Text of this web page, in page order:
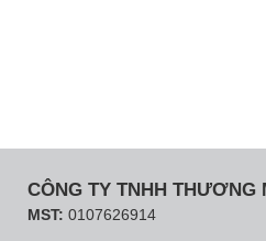
CÔNG TY TNHH THƯƠNG
MST: 0107626914